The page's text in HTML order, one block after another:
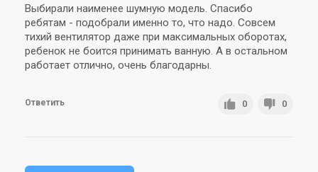
Выбирали наименее шумную модель. Спасибо
ребятам - подобрали именно то, что надо. Совсем
тихий вентилятор даже при максимальных оборотах,
ребенок не боится принимать ванную. А в остальном
работает отлично, очень благодарны.
Ответить 0 0